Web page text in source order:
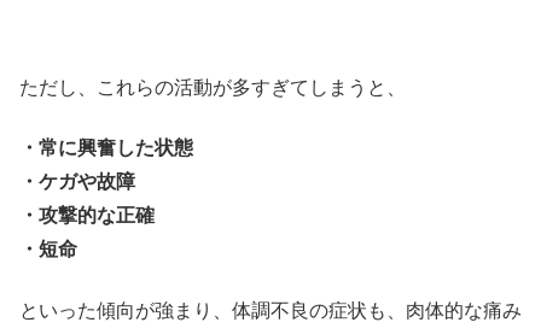
ただし、これらの活動が多すぎてしまうと、
・常に興奮した状態
・ケガや故障
・攻撃的な正確
・短命
といった傾向が強まり、体調不良の症状も、肉体的な痛み